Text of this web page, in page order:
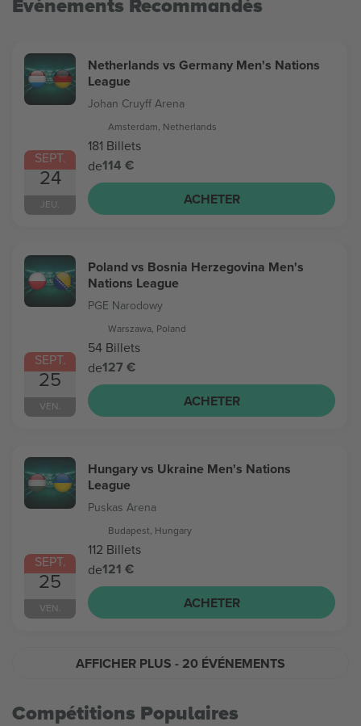
Evénements Recommandés
SEPT.
24
JEU.
Netherlands vs Germany Men's Nations
League
Johan Cruyff Arena
Amsterdam, Netherlands
181 Billets
de114 €
ACHETER
SEPT.
25
VEN.
Poland vs Bosnia Herzegovina Men's
Nations League
PGE Narodowy
Warszawa, Poland
54 Billets
de127 €
ACHETER
SEPT.
25
VEN.
Hungary vs Ukraine Men's Nations
League
Puskas Arena
Budapest, Hungary
112 Billets
de121 €
ACHETER
AFFICHER PLUS - 20 ÉVÉNEMENTS
Compétitions Populaires